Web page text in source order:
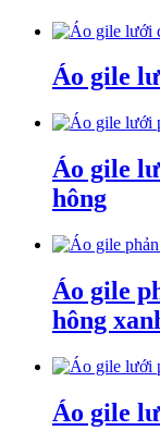
Áo gile
Áo gile
hông
Áo gile
hông
Áo gile